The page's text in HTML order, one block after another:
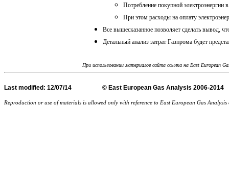
Потребление покупной электроэнергии
При этом расходы на оплату
Все вышесказанное позволяет сделать вывод,
Детальный анализ затрат Газпрома будет
При использовании материалов сайта ссылка на East European
Last modified : 12/07/14 © East European Gas
Reproduction or use of materials is allowed only with reference to East European Gas Analysis